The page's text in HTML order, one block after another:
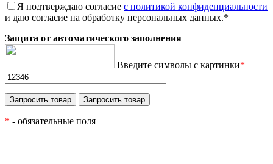
Я подтверждаю согласие с политикой конфиденциальности
и даю согласие на обработку персональных данных.*
Защита от автоматического заполнения
Введите символы с картинки*
* - обязательные поля